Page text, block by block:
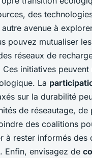
des
avenue à
pouvez mutualiser
réseaux de
initiatives
La
sur la durabilité
de réseautage, de
des coalitions
à rester informés des
Enfin, envisagez de